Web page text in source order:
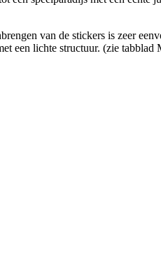
van de stickers is zeer
een lichte structuur. (zie tabblad